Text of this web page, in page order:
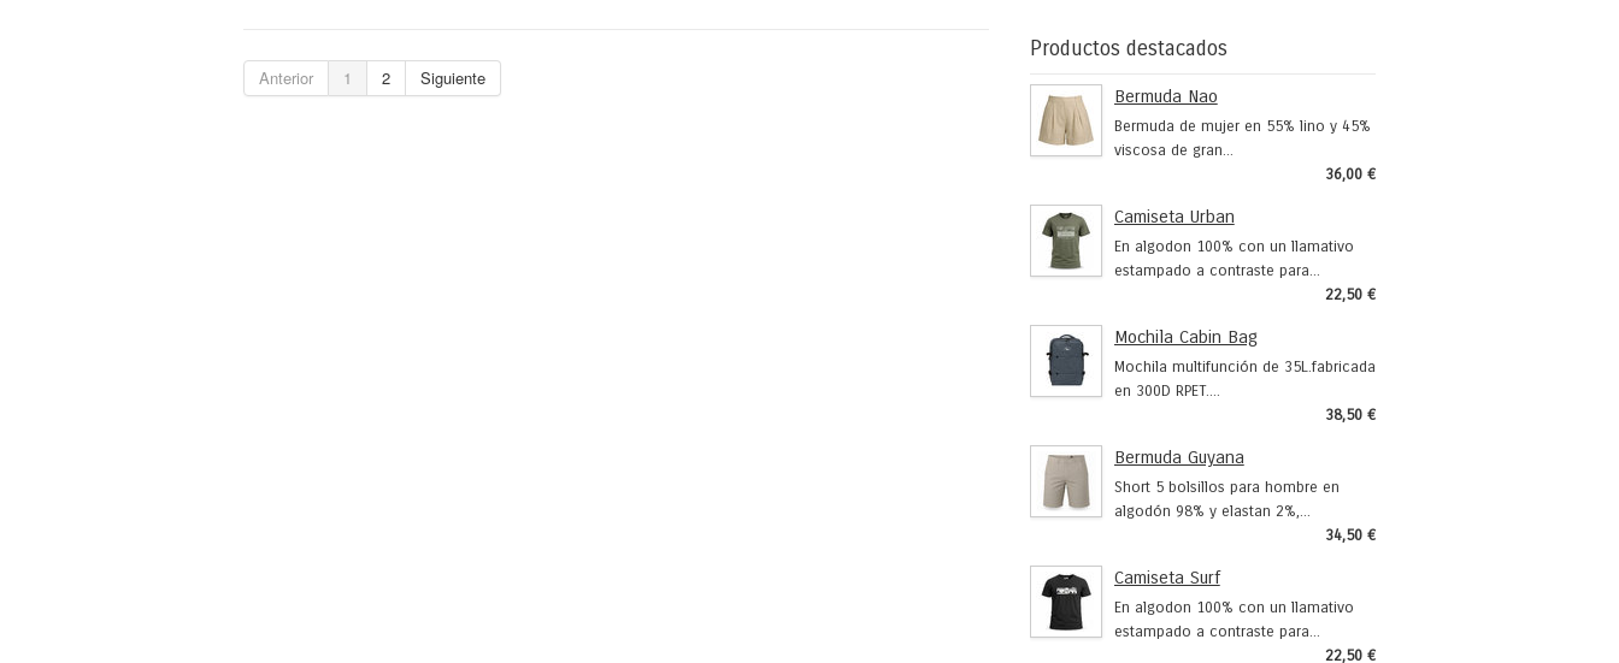
Anterior 1 2 Siguiente
Productos destacados
Bermuda Nao
Bermuda de mujer en 55% lino y 45%
viscosa de gran...
36,00 €
Camiseta Urban
En algodon 100% con un llamativo
estampado a contraste para...
22,50 €
Mochila Cabin Bag
Mochila multifunción de 35L.fabricada
en 300D RPET....
38,50 €
Bermuda Guyana
Short 5 bolsillos para hombre en
algodón 98% y elastan 2%,...
34,50 €
Camiseta Surf
En algodon 100% con un llamativo
estampado a contraste para...
22,50 €